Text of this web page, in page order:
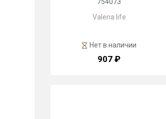
754073
Valena life
Нет в наличии
907 ₽